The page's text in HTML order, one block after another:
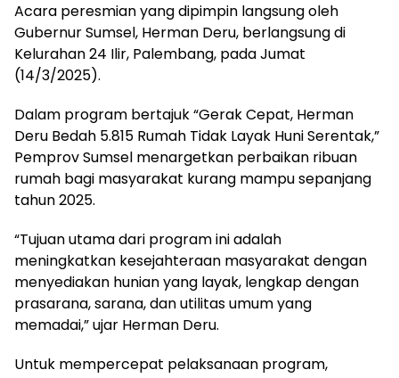
Acara peresmian yang dipimpin langsung oleh
Gubernur Sumsel, Herman Deru, berlangsung di
Kelurahan 24 Ilir, Palembang, pada Jumat
(14/3/2025).
Dalam program bertajuk “Gerak Cepat, Herman
Deru Bedah 5.815 Rumah Tidak Layak Huni Serentak,”
Pemprov Sumsel menargetkan perbaikan ribuan
rumah bagi masyarakat kurang mampu sepanjang
tahun 2025.
“Tujuan utama dari program ini adalah
meningkatkan kesejahteraan masyarakat dengan
menyediakan hunian yang layak, lengkap dengan
prasarana, sarana, dan utilitas umum yang
memadai,” ujar Herman Deru.
Untuk mempercepat pelaksanaan program,